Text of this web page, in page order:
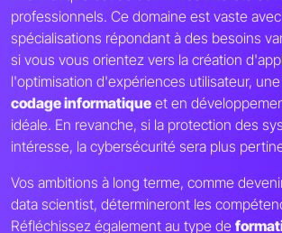
professionnels. Ce domaine est vaste
spécialisations répondant à des besoins
si vous vous orientez vers la création
l'optimisation d'expériences utilisateur, une
codage informatique et en
idéale. En revanche, si la protection des
intéresse, la cybersécurité sera plus
Vos ambitions à long terme, comme
data scientist, détermineront les
Réfléchissez également au type de